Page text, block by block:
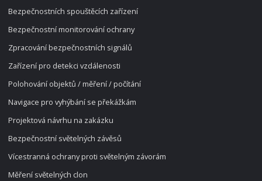
Bezpečnostních spouštěcích zařízení
Bezpečnostní monitorování ochrany
Zpracování bezpečnostních signálů
Zařízení pro detekci vzdálenosti
Polohování objektů / měření / počítání
Navigace pro vyhýbání se překážkám
Projektová návrhu na zakázku
Bezpečnostní světelných závěsů
Vícestranná ochrany proti světelným závorám
Měření světelných clon